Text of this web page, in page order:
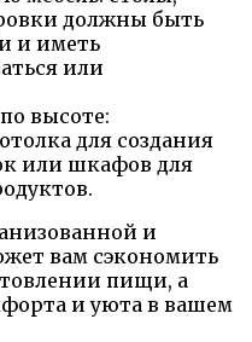
должны быть
и иметь
или
высоте:
для создания
или шкафов для
и
вам сэкономить
пищи, а
и уюта в вашем